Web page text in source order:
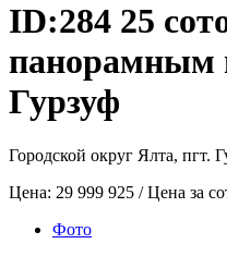
ID:284 25
панорамным
Гурзуф
Городской округ Ялта, пгт.
Цена: 29 999 925 / Цена за
Фото